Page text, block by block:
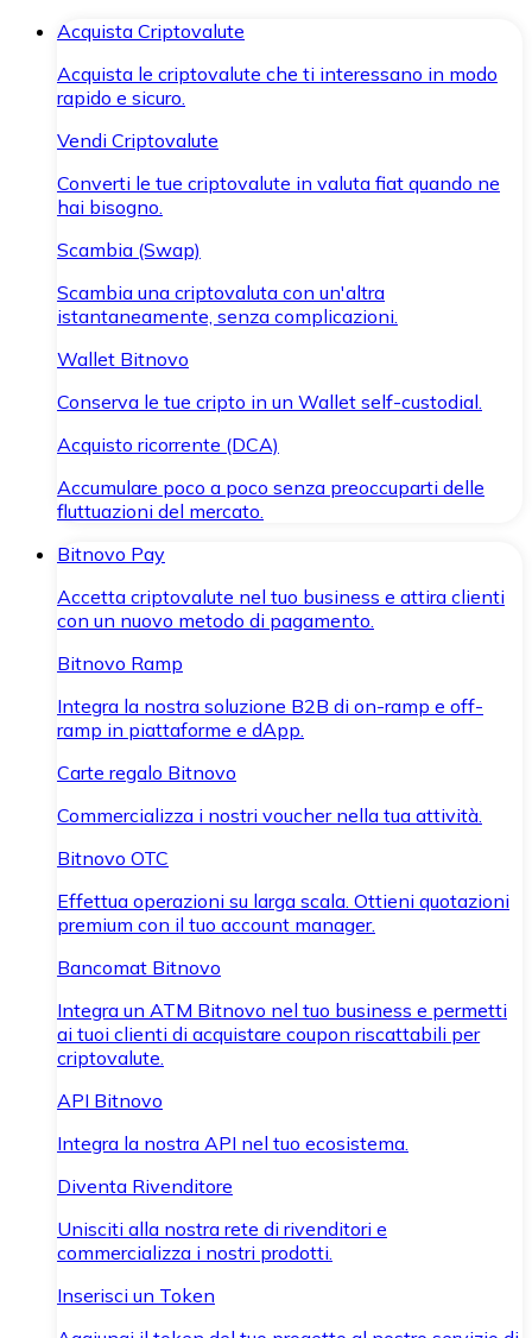
Acquista Criptovalute
Acquista le criptovalute che ti interessano in modo
rapido e sicuro.
Vendi Criptovalute
Converti le tue criptovalute in valuta fiat quando ne
hai bisogno.
Scambia (Swap)
Scambia una criptovaluta con un'altra
istantaneamente, senza complicazioni.
Wallet Bitnovo
Conserva le tue cripto in un Wallet self-custodial.
Acquisto ricorrente (DCA)
Accumulare poco a poco senza preoccuparti delle
fluttuazioni del mercato.
Bitnovo Pay
Accetta criptovalute nel tuo business e attira clienti
con un nuovo metodo di pagamento.
Bitnovo Ramp
Integra la nostra soluzione B2B di on-ramp e off-
ramp in piattaforme e dApp.
Carte regalo Bitnovo
Commercializza i nostri voucher nella tua attività.
Bitnovo OTC
Effettua operazioni su larga scala. Ottieni quotazioni
premium con il tuo account manager.
Bancomat Bitnovo
Integra un ATM Bitnovo nel tuo business e permetti
ai tuoi clienti di acquistare coupon riscattabili per
criptovalute.
API Bitnovo
Integra la nostra API nel tuo ecosistema.
Diventa Rivenditore
Unisciti alla nostra rete di rivenditori e
commercializza i nostri prodotti.
Inserisci un Token